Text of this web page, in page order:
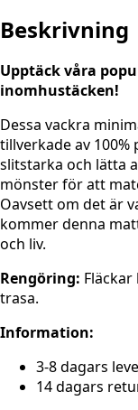
Beskrivning
Upptäck våra
inomhustäcken!
Dessa vackra
tillverkade av
slitstarka och lätta
mönster för att
Oavsett om det är
kommer denna
och liv.
Rengöring:
trasa.
Information:
3-8 dagars
14 dagars